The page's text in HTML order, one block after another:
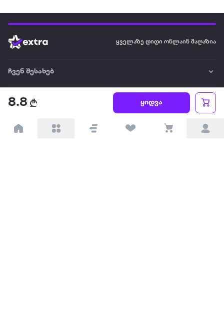
8.8 ყიდვა
ყველაზე დიდი ონლაინ მაღაზია
ჩვენ შესახებ
წესები და პირობები